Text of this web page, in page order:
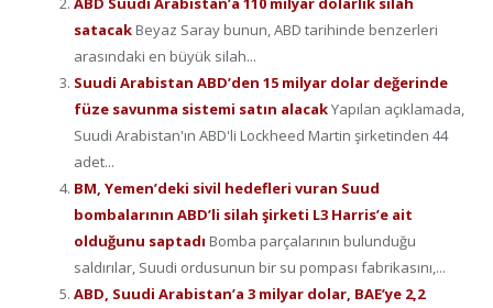
satacak Beyaz Saray bunun, ABD tarihinde benzerleri
arasındaki en büyük silah...
Suudi Arabistan ABD’den 15 milyar dolar değerinde
füze savunma sistemi satın alacakYapılan açıklamada,
Suudi Arabistan'ın ABD'li Lockheed Martin şirketinden 44
adet...
BM, Yemen’deki sivil hedefleri vuran Suud
bombalarının ABD’li silah şirketi L3 Harris’e ait
olduğunu saptadı Bomba parçalarının bulunduğu
saldırılar, Suudi ordusunun bir su pompası fabrikasını,...
ABD, Suudi Arabistan’a 3 milyar dolar, BAE’ye 2,2